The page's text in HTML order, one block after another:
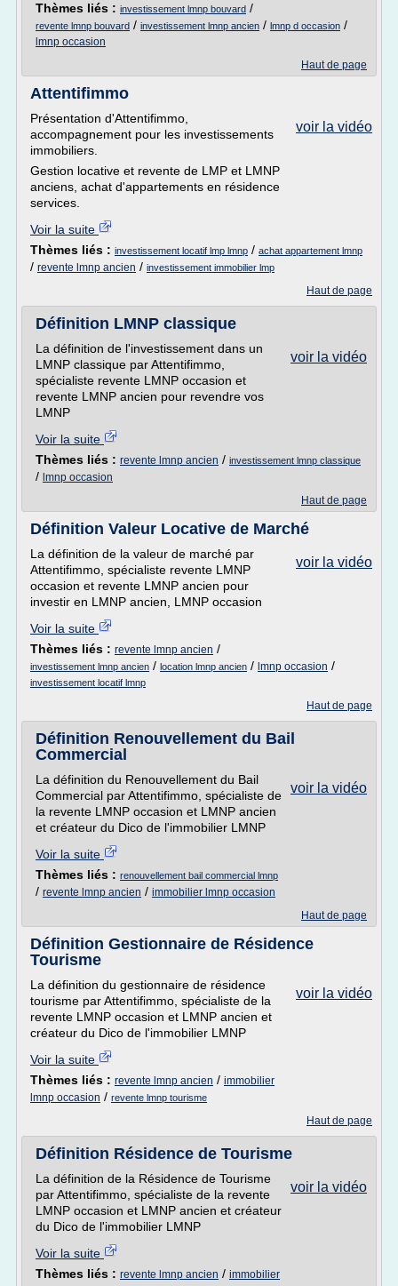
Thèmes liés : investissement lmnp bouvard /
revente lmnp bouvard / investissement lmnp ancien / lmnp d occasion /
lmnp occasion
Haut de page
Attentifimmo
voir la vidéo
Présentation d'Attentifimmo,
accompagnement pour les investissements
immobiliers.
Gestion locative et revente de LMP et LMNP
anciens, achat d'appartements en résidence
services.
Voir la suite
Thèmes liés : investissement locatif lmp lmnp / achat appartement lmnp
/ revente lmnp ancien / investissement immobilier lmp
Haut de page
Définition LMNP classique
voir la vidéo
La définition de l'investissement dans un
LMNP classique par Attentifimmo,
spécialiste revente LMNP occasion et
revente LMNP ancien pour revendre vos
LMNP
Voir la suite
Thèmes liés : revente lmnp ancien / investissement lmnp classique
/ lmnp occasion
Haut de page
Définition Valeur Locative de Marché
voir la vidéo
La définition de la valeur de marché par
Attentifimmo, spécialiste revente LMNP
occasion et revente LMNP ancien pour
investir en LMNP ancien, LMNP occasion
Voir la suite
Thèmes liés : revente lmnp ancien /
investissement lmnp ancien / location lmnp ancien / lmnp occasion /
investissement locatif lmnp
Haut de page
Définition Renouvellement du Bail
Commercial
voir la vidéo
La définition du Renouvellement du Bail
Commercial par Attentifimmo, spécialiste de
la revente LMNP occasion et LMNP ancien
et créateur du Dico de l'immobilier LMNP
Voir la suite
Thèmes liés : renouvellement bail commercial lmnp
/ revente lmnp ancien / immobilier lmnp occasion
Haut de page
Définition Gestionnaire de Résidence
Tourisme
voir la vidéo
La définition du gestionnaire de résidence
tourisme par Attentifimmo, spécialiste de la
revente LMNP occasion et LMNP ancien et
créateur du Dico de l'immobilier LMNP
Voir la suite
Thèmes liés : revente lmnp ancien / immobilier
lmnp occasion / revente lmnp tourisme
Haut de page
Définition Résidence de Tourisme
voir la vidéo
La définition de la Résidence de Tourisme
par Attentifimmo, spécialiste de la revente
LMNP occasion et LMNP ancien et créateur
du Dico de l'immobilier LMNP
Voir la suite
Thèmes liés : revente lmnp ancien / immobilier